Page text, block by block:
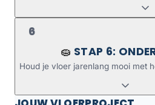
6
🧽 STAP 6:
Houd je vloer jarenlang mooi met